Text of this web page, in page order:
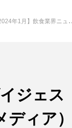
年1月】飲食業界ニュース・ダイジェスト版（hibana｜フードビジネス応援メディア）
ジェス
ィア）